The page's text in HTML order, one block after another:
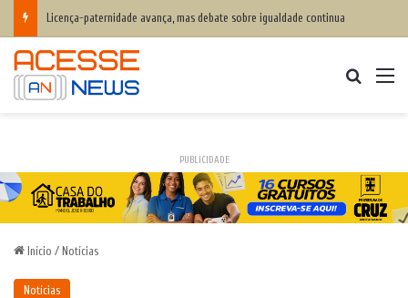
Licença-paternidade avança, mas debate sobre igualdade continua
PUBLICIDADE
Início / Notícias
Notícias